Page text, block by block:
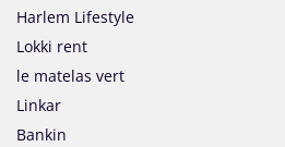
Harlem Lifestyle
Lokki rent
le matelas vert
Linkar
Bankin